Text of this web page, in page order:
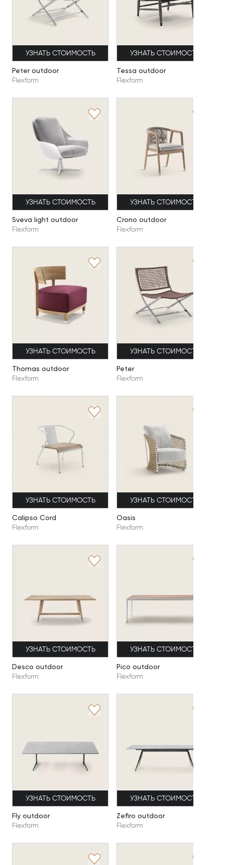
УЗНАТЬ СТОИМОСТЬ
Peter outdoor
Flexform
УЗНАТЬ СТОИМОСТЬ
Tessa outdoor
Flexform
УЗНАТЬ СТОИМОСТЬ
Sveva light outdoor
Flexform
УЗНАТЬ СТОИМОСТЬ
Crono outdoor
Flexform
УЗНАТЬ СТОИМОСТЬ
Thomas outdoor
Flexform
УЗНАТЬ СТОИМОСТЬ
Peter
Flexform
УЗНАТЬ СТОИМОСТЬ
Сalipso Сord
Flexform
УЗНАТЬ СТОИМОСТЬ
Oasis
Flexform
УЗНАТЬ СТОИМОСТЬ
Desco outdoor
Flexform
УЗНАТЬ СТОИМОСТЬ
Pico outdoor
Flexform
УЗНАТЬ СТОИМОСТЬ
Fly outdoor
Flexform
УЗНАТЬ СТОИМОСТЬ
Zefiro outdoor
Flexform